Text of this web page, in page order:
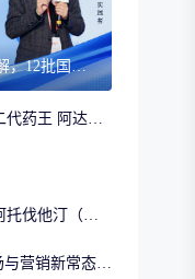
8年首调！2026基药目录拆解，12批国采结果落地，十五五健康规划出台
全球"超级重磅炸弹"药物二代药王 阿达木单抗（第二期）
全球"超级重磅炸弹"药物阿托伐他汀（第一期）
第三届DATA+ AI 医药市场与营销新常态研讨会